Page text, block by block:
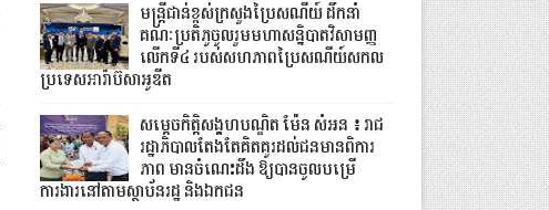
មន្ត្រីជាន់ខ្ពស់ក្រសួងប្រៃសណីយ៍ ដឹកនាំ
គណៈប្រតិភូចូលរួមមហាសន្និបាតវិសាមញ្ញ
លើកទី៤ របស់សហភាពប្រៃសណីយ៍សកល
ប្រទេសអារ៉ាប៊ីសាអូឌីត
សម្តេចកិត្តិសង្គហបណ្ឌិត ម៉ែន សំអន ៖ រាជ
រដ្ឋាភិបាលតែងតែគិតគូរដល់ជនមានពិការ
ភាព មានចំណេះដឹង ឱ្យបានចូលបម្រើ
ការងារនៅតាមស្ថាប័នរដ្ឋ និងឯកជន